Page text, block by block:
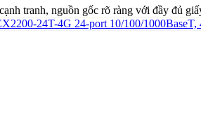
tranh, nguồn gốc rõ ràng với đầy đủ